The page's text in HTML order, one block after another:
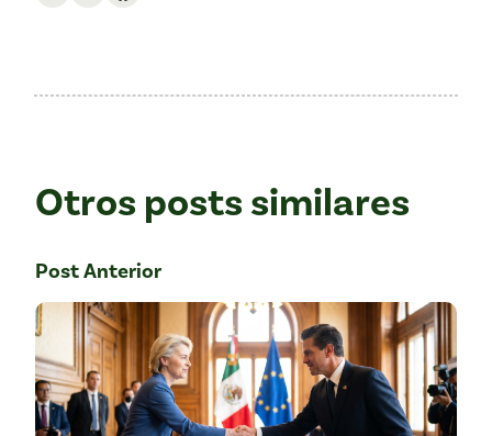
Otros posts similares
Post Anterior